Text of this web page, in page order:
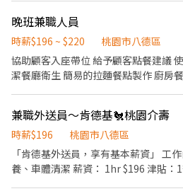
做事不拖拉 ✔ 願意配合團隊 ✔ 對餐飲有熱忱 薪資依能力及
談， 能力越好，薪資越高。 有興趣歡迎來電詢問。0989-617-177
一起把每一份炒飯炒到最好吃！💪🍳
晚班兼職人員
時薪$196 ~ $220
桃園市八德區
協助顧客入座帶位 給予顧客點餐建議 使用POS機收銀點餐 收拾並清
潔餐廳衛生 簡易的拉麵餐點製作 廚房餐點的備料 打包承裝顧客外帶
兼職外送員～肯德基🐔桃園介壽
時薪$196
桃園市八德區
「肯德基外送員，享有基本薪資」 工
養、車體清潔 薪資： 1hr $196 津貼：1筆10元 「送越多時薪越高」